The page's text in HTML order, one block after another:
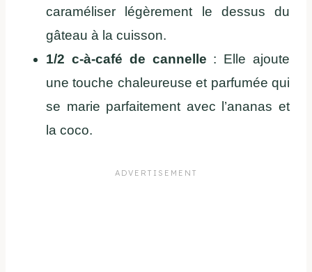
caraméliser légèrement le dessus du
gâteau à la cuisson.
1/2 c-à-café de cannelle : Elle ajoute
une touche chaleureuse et parfumée qui
se marie parfaitement avec l’ananas et
la coco.